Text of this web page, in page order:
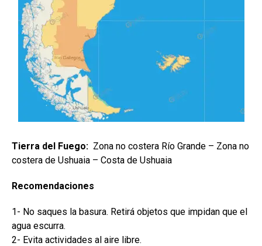
Tierra del Fuego: Zona no costera Río Grande – Zona no
costera de Ushuaia – Costa de Ushuaia
Recomendaciones
1- No saques la basura. Retirá objetos que impidan que el
agua escurra.
2- Evita actividades al aire libre.